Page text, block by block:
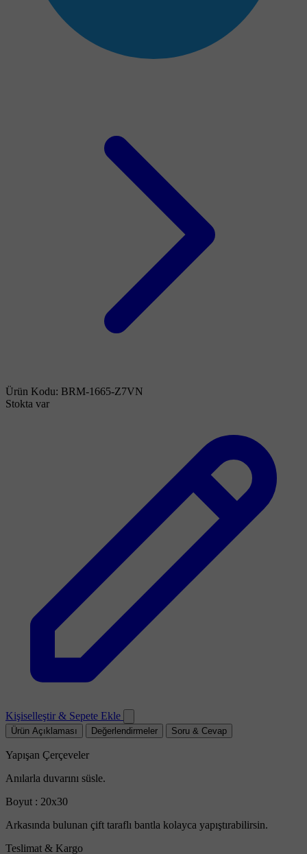
Ürün Kodu: BRM-1665-Z7VN
Stokta var
Kişiselleştir & Sepete Ekle
Ürün Açıklaması Değerlendirmeler Soru & Cevap
Yapışan Çerçeveler
Anılarla duvarını süsle.
Boyut : 20x30
Arkasında bulunan çift taraflı bantla kolayca yapıştırabilirsin.
Teslimat & Kargo